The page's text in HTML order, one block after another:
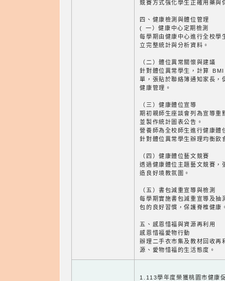
競賽方式強化學生正確用藥與
四、健康檢測與體位管理
( 一）健康中心定期檢測
每學期由健康中心進行全校學
立完整統計與分析資料。
（二）體位異常關懷與建議
針對體位異常學生，計算
單，張貼於聯絡簿通知家長，
健康管理。
（三）健康體位宣導
期初親師生座談會列為宣導重
並製作統計圖表公告。
營養師為全校師生進行健康體
針對體位異常學生辦理均衡飲
（四）健康體位藝文競賽
透過健康體位主題藝文競賽，
造良好境教氛圍。
（五）書包減重宣導與檢測
每學期實施書包減重宣導及抽
包的良好習慣，保護脊椎健康
五、感恩惜福與資源再利用
感恩惜福愛物行動
辦理二手衣市集及教材回收再
源、愛物惜福的生活態度。
1.113學年度榮獲桃園市健康